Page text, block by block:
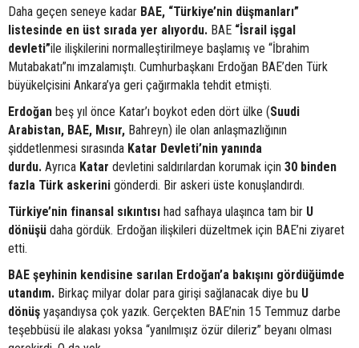
Daha geçen seneye kadar BAE, “Türkiye’nin düşmanları”
listesinde en üst sırada yer alıyordu. BAE “İsrail işgal
devleti”ile ilişkilerini normalleştirilmeye başlamış ve “İbrahim
Mutabakatı”nı imzalamıştı. Cumhurbaşkanı Erdoğan BAE’den Türk
büyükelçisini Ankara’ya geri çağırmakla tehdit etmişti.
Erdoğan beş yıl önce Katar’ı boykot eden dört ülke (Suudi
Arabistan, BAE, Mısır, Bahreyn) ile olan anlaşmazlığının
şiddetlenmesi sırasında Katar Devleti’nin yanında
durdu. Ayrıca Katar devletini saldırılardan korumak için 30 binden
fazla Türk askerini gönderdi. Bir askeri üste konuşlandırdı.
Türkiye’nin finansal sıkıntısı had safhaya ulaşınca tam bir U
dönüşü daha gördük. Erdoğan ilişkileri düzeltmek için BAE’ni ziyaret
etti.
BAE şeyhinin kendisine sarılan Erdoğan’a bakışını gördüğümde
utandım. Birkaç milyar dolar para girişi sağlanacak diye bu U
dönüş yaşandıysa çok yazık. Gerçekten BAE’nin 15 Temmuz darbe
teşebbüsü ile alakası yoksa “yanılmışız özür dileriz” beyanı olması